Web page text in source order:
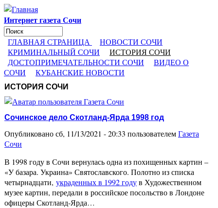
Перейти к основному содержанию
Интернет газета Сочи
Форма поиска
Поиск
ГЛАВНАЯ СТРАНИЦА
НОВОСТИ СОЧИ
КРИМИНАЛЬНЫЙ СОЧИ
ИСТОРИЯ СОЧИ
ДОСТОПРИМЕЧАТЕЛЬНОСТИ СОЧИ
ВИДЕО О
СОЧИ
КУБАНСКИЕ НОВОСТИ
ИСТОРИЯ СОЧИ
Сочинское дело Скотланд-Ярда 1998 год
Опубликовано сб, 11/13/2021 - 20:33 пользователемГазета
Сочи
В 1998 году в Сочи вернулась одна из похищенных картин –
«У базара. Украина» Святославского. Полотно из списка
четырнадцати, украденных в 1992 годув Художественном
музее картин, передали в российское посольство в Лондоне
офицеры Скотланд-Ярда…